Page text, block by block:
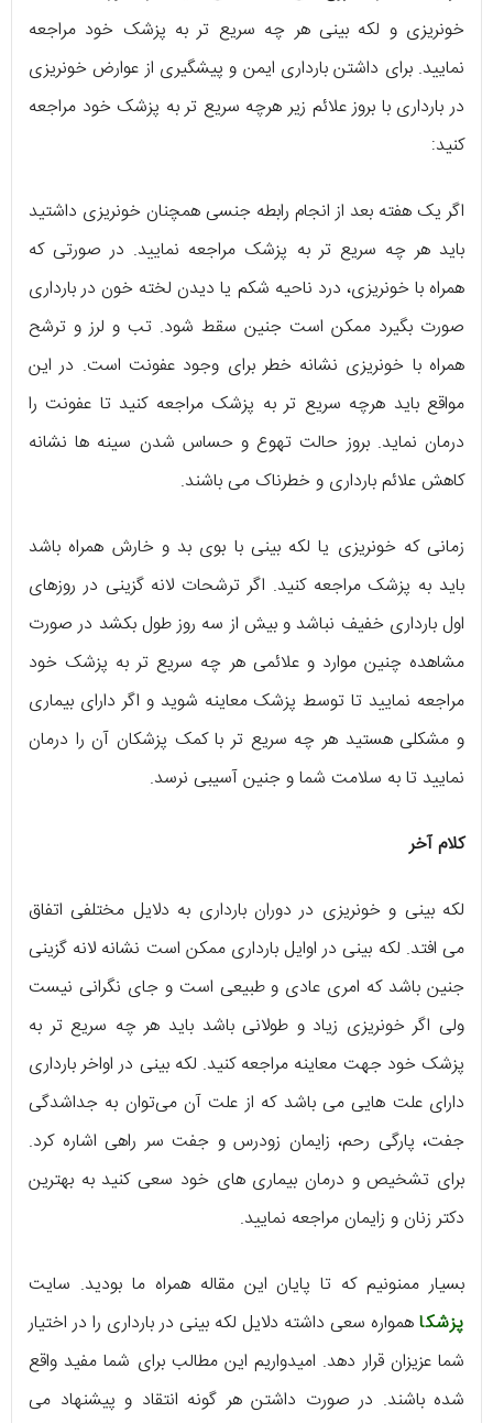
خونریزی و لکه بینی هر چه سریع تر به پزشک خود مراجعه
نمایید. برای داشتن بارداری ایمن و پیشگیری از عوارض خونریزی
در بارداری با بروز علائم زیر هرچه سریع تر به پزشک خود مراجعه
کنید:
اگر یک هفته بعد از انجام رابطه جنسی همچنان خونریزی داشتید
باید هر چه سریع تر به پزشک مراجعه نمایید. در صورتی که
همراه با خونریزی، درد ناحیه شکم یا دیدن لخته خون در بارداری
صورت بگیرد ممکن است جنین سقط شود. تب و لرز و ترشح
همراه با خونریزی نشانه خطر برای وجود عفونت است. در این
مواقع باید هرچه سریع تر به پزشک مراجعه کنید تا عفونت را
درمان نماید. بروز حالت تهوع و حساس شدن سینه ها نشانه
کاهش علائم بارداری و خطرناک می باشند.
زمانی که خونریزی یا لکه بینی با بوی بد و خارش همراه باشد
باید به پزشک مراجعه کنید. اگر ترشحات لانه گزینی در روزهای
اول بارداری خفیف نباشد و بیش از سه روز طول بکشد در صورت
مشاهده چنین موارد و علائمی هر چه سریع تر به پزشک خود
مراجعه نمایید تا توسط پزشک معاینه شوید و اگر دارای بیماری
و مشکلی هستید هر چه سریع تر با کمک پزشکان آن را درمان
نمایید تا به سلامت شما و جنین آسیبی نرسد.
کلام آخر
لکه بینی و خونریزی در دوران بارداری به دلایل مختلفی اتفاق
می افتد. لکه بینی در اوایل بارداری ممکن است نشانه لانه گزینی
جنین باشد که امری عادی و طبیعی است و جای نگرانی نیست
ولی اگر خونریزی زیاد و طولانی باشد باید هر چه سریع تر به
پزشک خود جهت معاینه مراجعه کنید. لکه بینی در اواخر بارداری
دارای علت هایی می باشد که از علت آن می‌توان به جداشدگی
جفت، پارگی رحم، زایمان زودرس و جفت سر راهی اشاره کرد.
برای تشخیص و درمان بیماری های خود سعی کنید به بهترین
دکتر زنان و زایمان مراجعه نمایید.
بسیار ممنونیم که تا پایان این مقاله همراه ما بودید. سایت
پزشکاهمواره سعی داشته دلایل لکه بینی در بارداری را در اختیار
شما عزیزان قرار دهد. امیدواریم این مطالب برای شما مفید واقع
شده باشند. در صورت داشتن هر گونه انتقاد و پیشنهاد می